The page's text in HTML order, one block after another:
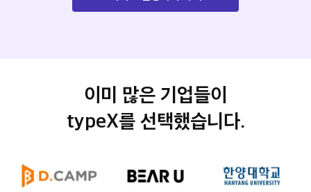
이미 많은 기업들이
typeX를 선택했습니다.